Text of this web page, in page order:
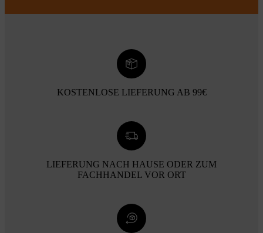
KOSTENLOSE LIEFERUNG AB 99€
LIEFERUNG NACH HAUSE ODER ZUM
FACHHANDEL VOR ORT